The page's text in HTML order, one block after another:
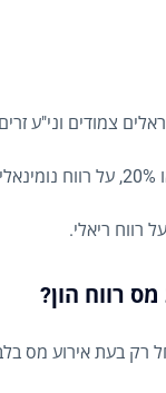
זרים: עד 25% או 30%, על
רווח הון?
רק בעת אירוע מס